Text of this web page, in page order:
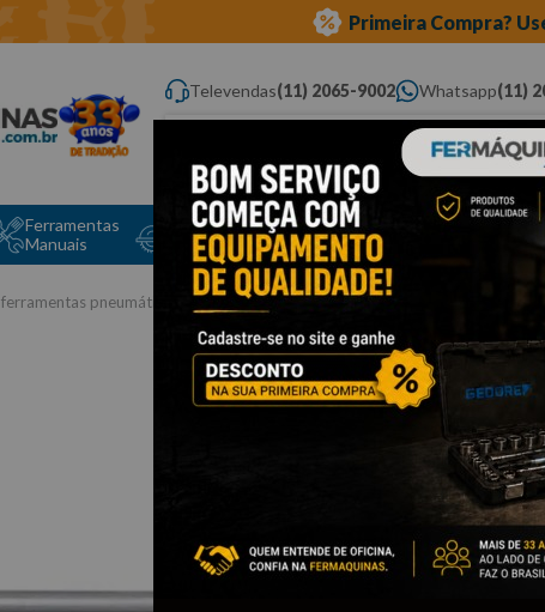
Primeira Compra?
Televendas(11) 2065-9002 Whatsapp(11)
Digite aqui o que você procura...
Ferramentas
Manuais
Ferramentas Elétricas
e Máquinas
Ferramentas
ferramentas pneumáticas pulverizadores